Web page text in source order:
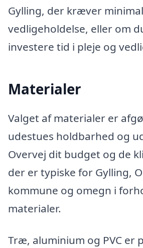
Gylling, der kræver minimal
vedligeholdelse, eller om
investere tid i pleje og
Materialer
Valget af materialer er
udestues holdbarhed og
Overvej dit budget og de
der er typiske for Gylling,
kommune og omegn i
materialer.
Træ, aluminium og PVC er